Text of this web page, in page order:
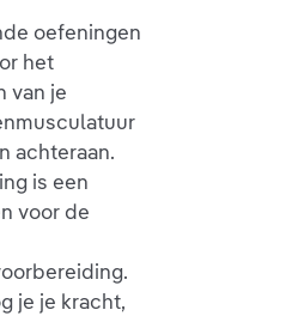
oefeningen
het
van je
achteraan.
is een
voor de
je je kracht,